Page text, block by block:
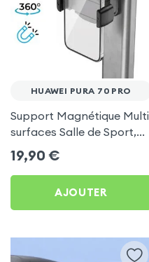
HUAWEI PURA 70 PRO
Support Magnétique Multi
surfaces Salle de Sport,
frigo pour Huawei Pura 70
Pro
19,90 €
AJOUTER